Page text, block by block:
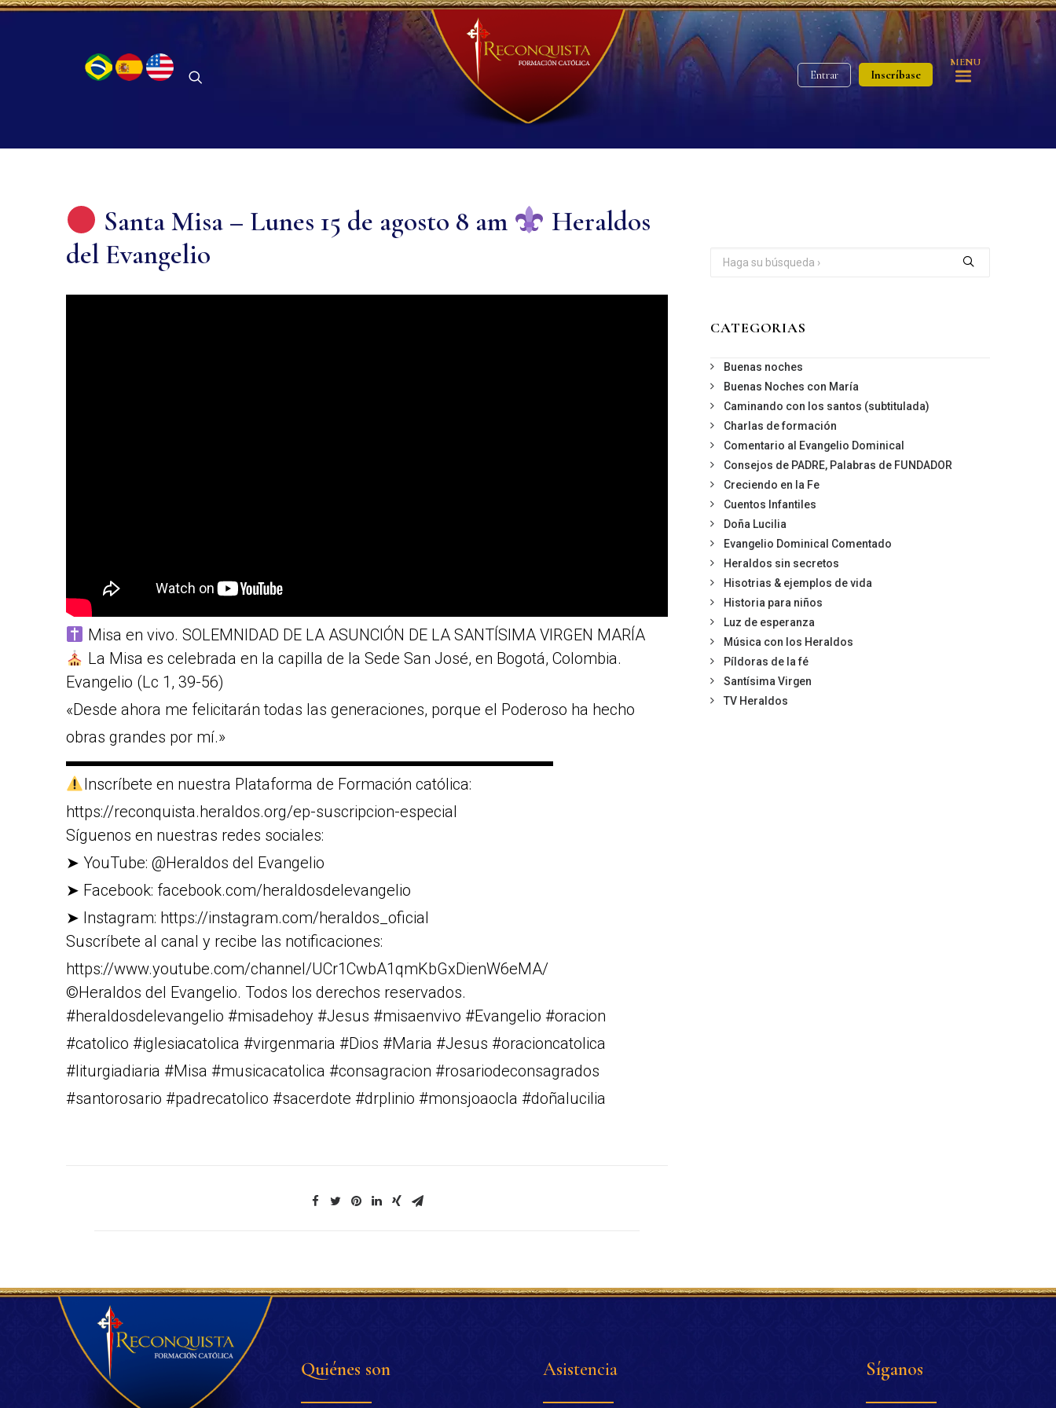
Entrar Inscríbase
MENU
Santa Misa – Lunes 15 de agosto 8 am
Heraldos
del Evangelio
Misa en vivo. SOLEMNIDAD DE LA ASUNCIÓN DE LA SANTÍSIMA VIRGEN MARÍA
La Misa es celebrada en la capilla de la Sede San José, en Bogotá, Colombia.
Evangelio (Lc 1, 39-56)
«Desde ahora me felicitarán todas las generaciones, porque el Poderoso ha hecho
obras grandes por mí.»
▬▬▬▬▬▬▬▬▬▬▬▬▬▬▬▬▬▬▬▬▬▬▬▬▬▬▬▬▬▬▬
Inscríbete en nuestra Plataforma de Formación católica:
https://reconquista.heraldos.org/ep-suscripcion-especial
Síguenos en nuestras redes sociales:
➤ YouTube: @Heraldos del Evangelio
➤ Facebook: facebook.com/heraldosdelevangelio
➤ Instagram: https://instagram.com/heraldos_oficial
Suscríbete al canal y recibe las notificaciones:
https://www.youtube.com/channel/UCr1CwbA1qmKbGxDienW6eMA/
©Heraldos del Evangelio. Todos los derechos reservados.
#heraldosdelevangelio #misadehoy #Jesus #misaenvivo #Evangelio #oracion
#catolico #iglesiacatolica #virgenmaria #Dios #Maria #Jesus #oracioncatolica
#liturgiadiaria #Misa #musicacatolica #consagracion #rosariodeconsagrados
#santorosario #padrecatolico #sacerdote #drplinio #monsjoaocla #doñalucilia
CATEGORIAS
Buenas noches
Buenas Noches con María
Caminando con los santos (subtitulada)
Charlas de formación
Comentario al Evangelio Dominical
Consejos de PADRE, Palabras de FUNDADOR
Creciendo en la Fe
Cuentos Infantiles
Doña Lucilia
Evangelio Dominical Comentado
Heraldos sin secretos
Hisotrias & ejemplos de vida
Historia para niños
Luz de esperanza
Música con los Heraldos
Píldoras de la fé
Santísima Virgen
TV Heraldos
Quiénes son Asistencia Síganos